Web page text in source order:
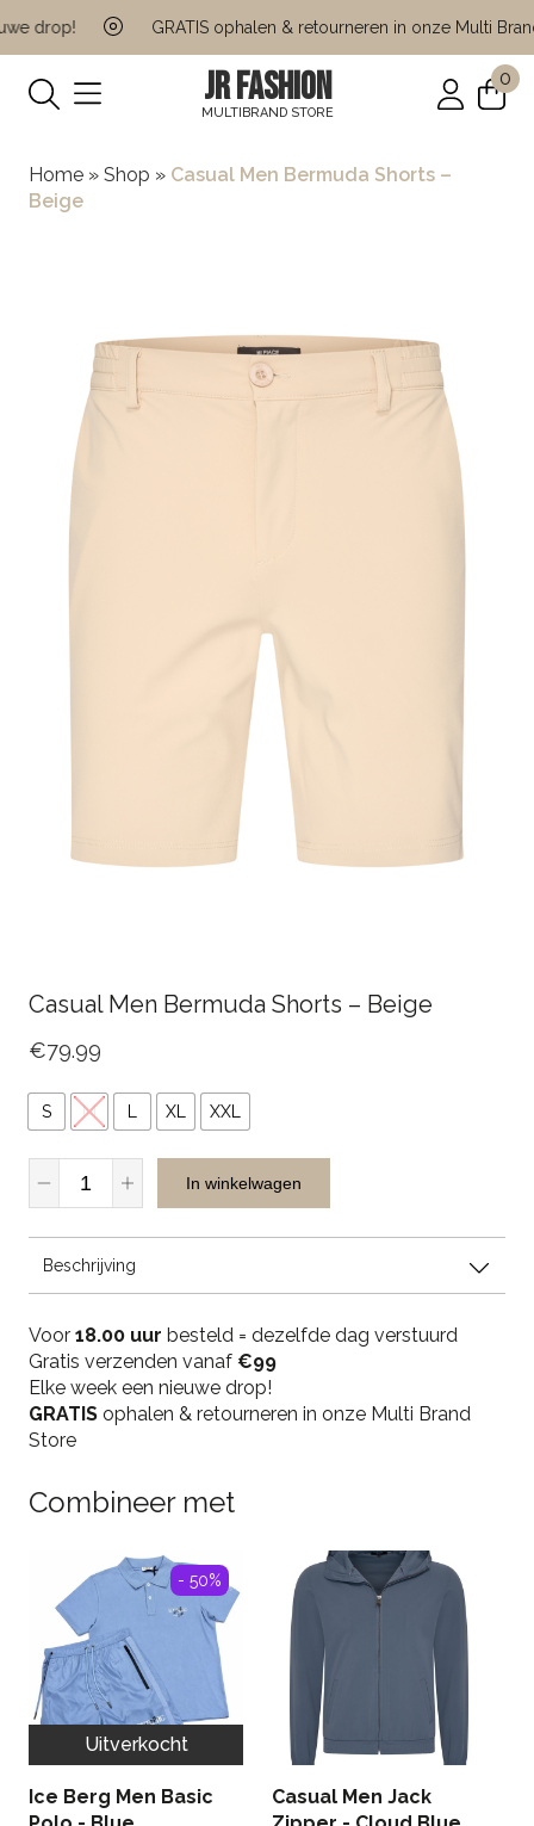
drop! GRATIS ophalen & retourneren in onze Multi Brand
JR FASHION
MULTIBRAND STORE
0
Home » Shop » Casual Men Bermuda Shorts –
Beige
Casual Men Bermuda Shorts – Beige
€79.99
S M XL XXL
Casual
Men
-
Beige
quantity
In winkelwagen
Beschrijving
Voor 18.00 uur besteld = dezelfde dag verstuurd
Gratis verzenden vanaf €99
Elke week een nieuwe drop!
GRATIS ophalen & retourneren in onze Multi Brand
Store
Combineer met
Uitverkocht
- 50%
Ice Berg Men Basic
Casual Men Jack